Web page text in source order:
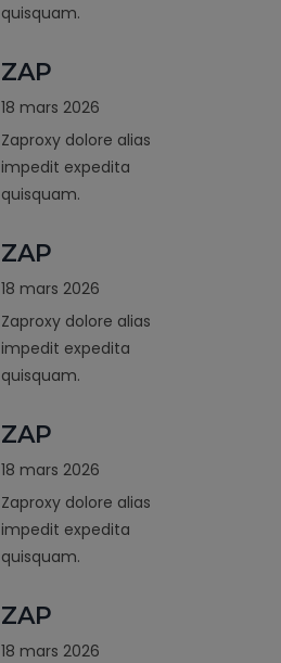
quisquam.
ZAP
18 mars 2026
Zaproxy dolore alias
impedit expedita
quisquam.
ZAP
18 mars 2026
Zaproxy dolore alias
impedit expedita
quisquam.
ZAP
18 mars 2026
Zaproxy dolore alias
impedit expedita
quisquam.
ZAP
18 mars 2026